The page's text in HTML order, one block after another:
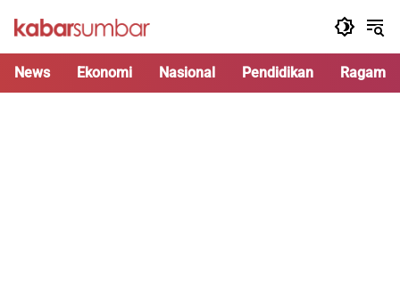
News Ekonomi Nasional Pendidikan Ragam